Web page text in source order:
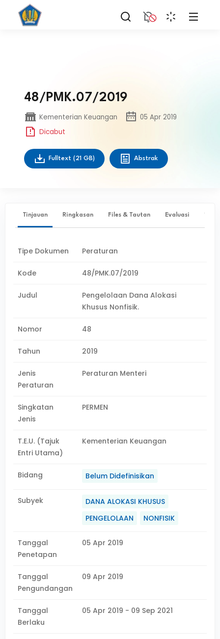
48/PMK.07/2019
Kementerian Keuangan
05 Apr 2019
Dicabut
Fulltext (21 GB) Abstrak
Tinjauan Ringkasan Files & Tautan Evaluasi ✨
Tipe Dokumen Peraturan
Kode 48/PMK.07/2019
Judul
Pengelolaan Dana Alokasi
Khusus Nonfisik.
Nomor 48
Tahun 2019
Jenis
Peraturan
Peraturan Menteri
Singkatan
Jenis
PERMEN
T.E.U. (Tajuk
Entri Utama)
Kementerian Keuangan
Bidang Belum Didefinisikan
Subyek
DANA ALOKASI KHUSUS
PENGELOLAAN
NONFISIK
Tanggal
Penetapan
05 Apr 2019
Tanggal
Pengundangan
09 Apr 2019
Tanggal
Berlaku
05 Apr 2019 - 09 Sep 2021